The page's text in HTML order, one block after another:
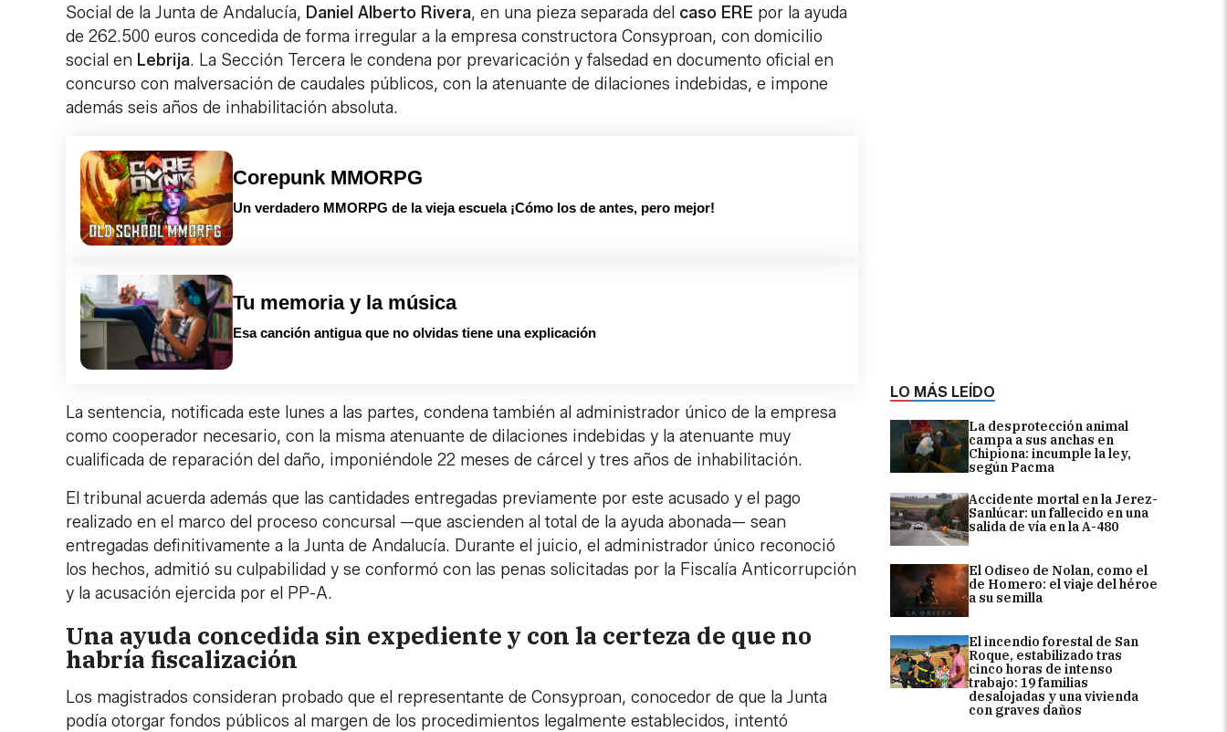
LO MÁS LEÍDO
La desprotección animal
campa a sus anchas en
Chipiona: incumple la ley,
según Pacma
Accidente mortal en la Jerez-
Sanlúcar: un fallecido en una
salida de vía en la A-480
El Odiseo de Nolan, como el
de Homero: el viaje del héroe
a su semilla
El incendio forestal de San
Roque, estabilizado tras
cinco horas de intenso
trabajo: 19 familias
desalojadas y una vivienda
con graves daños
Social de la Junta de Andalucía, Daniel Alberto Rivera, en una pieza separada del caso ERE por la ayuda
de 262.500 euros concedida de forma irregular a la empresa constructora Consyproan, con domicilio
social en Lebrija. La Sección Tercera le condena por prevaricación y falsedad en documento oficial en
concurso con malversación de caudales públicos, con la atenuante de dilaciones indebidas, e impone
además seis años de inhabilitación absoluta.
Corepunk MMORPG
Un verdadero MMORPG de la vieja escuela ¡Cómo los de antes, pero mejor!
Tu memoria y la música
Esa canción antigua que no olvidas tiene una explicación
La sentencia, notificada este lunes a las partes, condena también al administrador único de la empresa
como cooperador necesario, con la misma atenuante de dilaciones indebidas y la atenuante muy
cualificada de reparación del daño, imponiéndole 22 meses de cárcel y tres años de inhabilitación.
El tribunal acuerda además que las cantidades entregadas previamente por este acusado y el pago
realizado en el marco del proceso concursal —que ascienden al total de la ayuda abonada— sean
entregadas definitivamente a la Junta de Andalucía. Durante el juicio, el administrador único reconoció
los hechos, admitió su culpabilidad y se conformó con las penas solicitadas por la Fiscalía Anticorrupción
y la acusación ejercida por el PP-A.
Una ayuda concedida sin expediente y con la certeza de que no
habría fiscalización
Los magistrados consideran probado que el representante de Consyproan, conocedor de que la Junta
podía otorgar fondos públicos al margen de los procedimientos legalmente establecidos, intentó